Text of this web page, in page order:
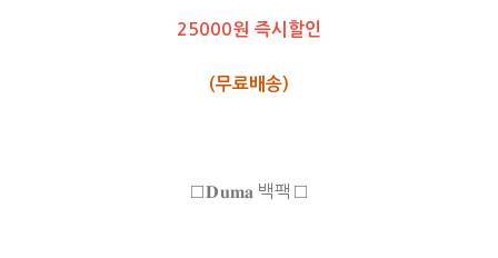
25000원 즉시할인
(무료배송)
□𝐃𝐮𝐦𝐚 백팩□